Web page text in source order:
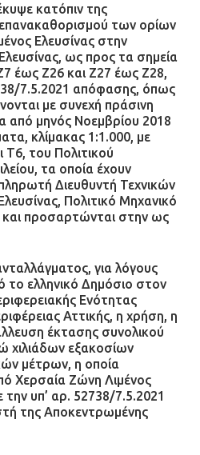
κατόπιν της
των ορίων
Ελευσίνας στην
ως προς τα σημεία
έως Ζ26 και Ζ27 έως Ζ28,
7.5.2021 απόφασης, όπως
με συνεχή πράσινη
από μηνός Νοεμβρίου 2018
κλίμακας 1:1.000, με
Τ6, του Πολιτικού
τα οποία έχουν
Διευθυντή Τεχνικών
Πολιτικό Μηχανικό
και προσαρτώνται στην ως
για λόγους
το ελληνικό Δημόσιο στον
Ενότητας
Αττικής, η χρήση, η
έκτασης συνολικού
χιλιάδων εξακοσίων
μέτρων, η οποία
Χερσαία Ζώνη Λιμένος
υπ’ αρ. 52738/7.5.2021
της Αποκεντρωμένης